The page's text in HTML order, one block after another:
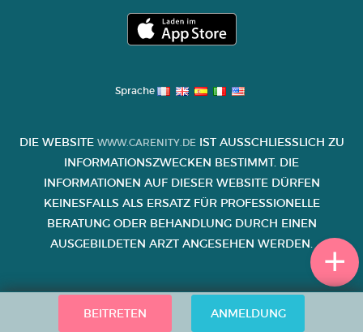
BEITRETEN ANMELDUNG
Sprache
DIE WEBSITE WWW.CARENITY.DEIST AUSSCHLIESSLICH ZU I
NFORMATIONSZWECKEN BESTIMMT. DIE I
NFORMATIONEN AUF DIESER WEBSITE DÜRFEN K
EINESFALLS ALS ERSATZ FÜR PROFESSIONELLE B
ERATUNG ODER BEHANDLUNG DURCH EINEN A
USGEBILDETEN ARZT ANGESEHEN WERDEN.